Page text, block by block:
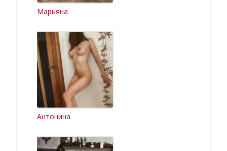
Марьяна
Антонина